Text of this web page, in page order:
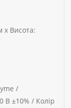
Висота:
/
В ±10% / Колір